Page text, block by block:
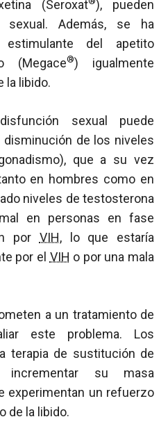
(Seroxat ), pueden
Además, se ha
del apetito
(Megace®) igualmente
la libido.
sexual puede
de los niveles
que a su vez
en hombres como en
niveles de testosterona
en personas en fase
por VIH, lo que estaría
por el VIH o por una mala
a un tratamiento de
este problema. Los
terapia de sustitución de
incrementar su masa
experimentan un refuerzo
de la libido.